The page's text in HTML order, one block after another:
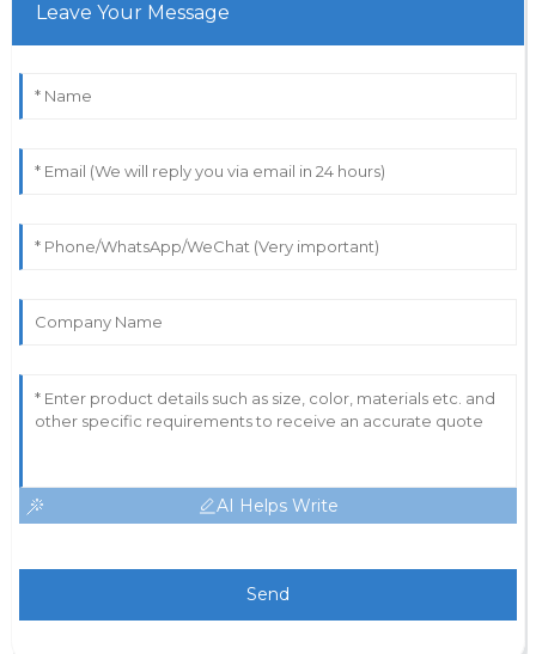
Leave Your Message
AI Helps Write
Send